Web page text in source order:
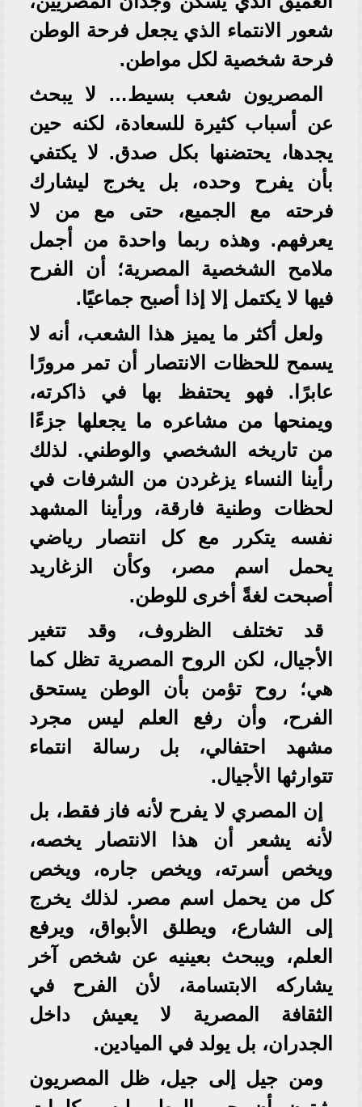
شعور الانتماء الذي يجعل فرحة الوطن
فرحة شخصية لكل مواطن.
المصريون شعب بسيط… لا يبحث
عن أسباب كثيرة للسعادة، لكنه حين
يجدها، يحتضنها بكل صدق. لا يكتفي
بأن يفرح وحده، بل يخرج ليشارك
فرحته مع الجميع، حتى مع من لا
يعرفهم. وهذه ربما واحدة من أجمل
ملامح الشخصية المصرية؛ أن الفرح
فيها لا يكتمل إلا إذا أصبح جماعيًا.
ولعل أكثر ما يميز هذا الشعب، أنه لا
يسمح للحظات الانتصار أن تمر مرورًا
عابرًا. فهو يحتفظ بها في ذاكرته،
ويمنحها من مشاعره ما يجعلها جزءًا
من تاريخه الشخصي والوطني. لذلك
رأينا النساء يزغردن من الشرفات في
لحظات وطنية فارقة، ورأينا المشهد
نفسه يتكرر مع كل انتصار رياضي
يحمل اسم مصر، وكأن الزغاريد
أصبحت لغةً أخرى للوطن.
قد تختلف الظروف، وقد تتغير
الأجيال، لكن الروح المصرية تظل كما
هي؛ روح تؤمن بأن الوطن يستحق
الفرح، وأن رفع العلم ليس مجرد
مشهد احتفالي، بل رسالة انتماء
تتوارثها الأجيال.
إن المصري لا يفرح لأنه فاز فقط، بل
لأنه يشعر أن هذا الانتصار يخصه،
ويخص أسرته، ويخص جاره، ويخص
كل من يحمل اسم مصر. لذلك يخرج
إلى الشارع، ويطلق الأبواق، ويرفع
العلم، ويبحث بعينيه عن شخص آخر
يشاركه الابتسامة، لأن الفرح في
الثقافة المصرية لا يعيش داخل
الجدران، بل يولد في الميادين.
ومن جيل إلى جيل، ظل المصريون